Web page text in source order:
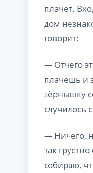
плачет.
дом
говорит:
— Отчего
плачешь и
зёрнышку
случилось
— Ничего,
так
собираю,